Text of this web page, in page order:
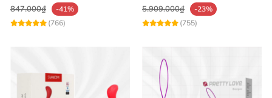
847.000₫
-41%
(766)
5.909.000₫
-23%
(755)